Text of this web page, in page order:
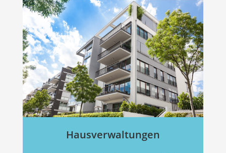
Hausverwaltungen